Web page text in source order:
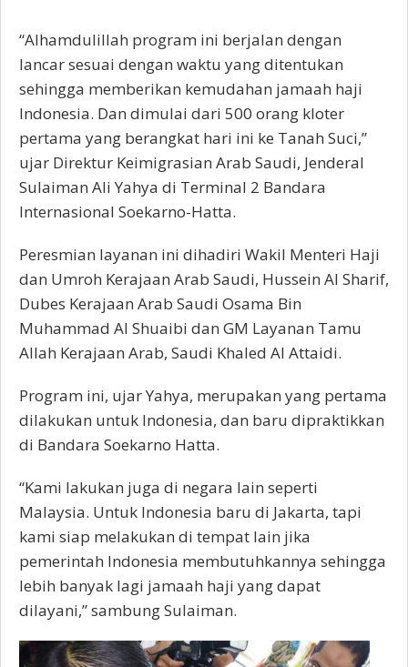
“Alhamdulillah program ini berjalan dengan
lancar sesuai dengan waktu yang ditentukan
sehingga memberikan kemudahan jamaah haji
Indonesia. Dan dimulai dari 500 orang kloter
pertama yang berangkat hari ini ke Tanah Suci,”
ujar Direktur Keimigrasian Arab Saudi, Jenderal
Sulaiman Ali Yahya di Terminal 2 Bandara
Internasional Soekarno-Hatta.
Peresmian layanan ini dihadiri Wakil Menteri Haji
dan Umroh Kerajaan Arab Saudi, Hussein Al Sharif,
Dubes Kerajaan Arab Saudi Osama Bin
Muhammad Al Shuaibi dan GM Layanan Tamu
Allah Kerajaan Arab, Saudi Khaled Al Attaidi.
Program ini, ujar Yahya, merupakan yang pertama
dilakukan untuk Indonesia, dan baru dipraktikkan
di Bandara Soekarno Hatta.
“Kami lakukan juga di negara lain seperti
Malaysia. Untuk Indonesia baru di Jakarta, tapi
kami siap melakukan di tempat lain jika
pemerintah Indonesia membutuhkannya sehingga
lebih banyak lagi jamaah haji yang dapat
dilayani,” sambung Sulaiman.